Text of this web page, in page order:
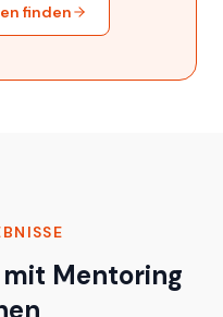
finden
Mentoring